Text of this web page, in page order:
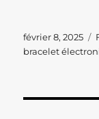
Publié
le
février 8, 2025
bracelet